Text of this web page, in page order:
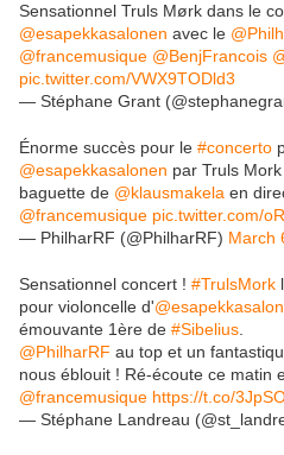
Sensationnel Truls Mørk dans le
@esapekkasalonen avec le
@francemusique @BenjFrancois
pic.twitter.com/VWX9TODld3
— Stéphane Grant
Énorme succès pour le #concerto
@esapekkasalonen par Truls
baguette de @klausmakela en
@francemusique pic.twitter.com/
— PhilharRF (@PhilharRF) March
Sensationnel concert ! #TrulsMork
pour violoncelle d'
émouvante 1ère de #Sibelius
@PhilharRF au top et un
nous éblouit ! Ré-écoute ce matin
@francemusique https://t.co/
— Stéphane Landreau